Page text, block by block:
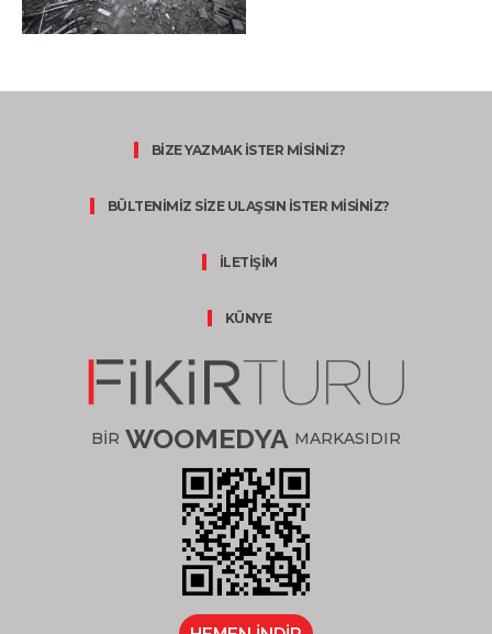
BİZE YAZMAK İSTER MİSİNİZ?
BÜLTENİMİZ SİZE ULAŞSIN İSTER MİSİNİZ?
İLETİŞİM
KÜNYE
BİR WOOMEDYA MARKASIDIR